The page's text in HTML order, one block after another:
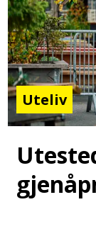
Uteliv